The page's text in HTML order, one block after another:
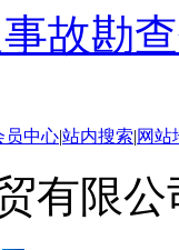
故勘
员中心|站内搜索|网站
有限